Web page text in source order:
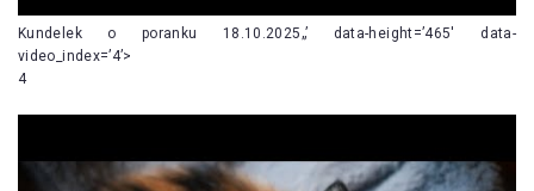
Kundelek o poranku 18.10.2025„’ data-height=’465′ data-
video_index=’4’>
4